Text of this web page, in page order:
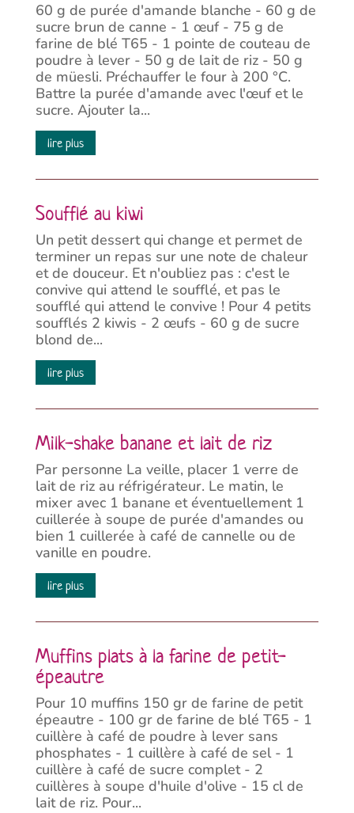
60 g de purée d'amande blanche - 60 g de
sucre brun de canne - 1 œuf - 75 g de
farine de blé T65 - 1 pointe de couteau de
poudre à lever - 50 g de lait de riz - 50 g
de müesli. Préchauffer le four à 200 °C.
Battre la purée d'amande avec l'œuf et le
sucre. Ajouter la...
lire plus
Soufflé au kiwi
Un petit dessert qui change et permet de
terminer un repas sur une note de chaleur
et de douceur. Et n'oubliez pas : c'est le
convive qui attend le soufflé, et pas le
soufflé qui attend le convive ! Pour 4 petits
soufflés 2 kiwis - 2 œufs - 60 g de sucre
blond de...
lire plus
Milk-shake banane et lait de riz
Par personne La veille, placer 1 verre de
lait de riz au réfrigérateur. Le matin, le
mixer avec 1 banane et éventuellement 1
cuillerée à soupe de purée d'amandes ou
bien 1 cuillerée à café de cannelle ou de
vanille en poudre.
lire plus
Muffins plats à la farine de petit-
épeautre
Pour 10 muffins 150 gr de farine de petit
épeautre - 100 gr de farine de blé T65 - 1
cuillère à café de poudre à lever sans
phosphates - 1 cuillère à café de sel - 1
cuillère à café de sucre complet - 2
cuillères à soupe d'huile d'olive - 15 cl de
lait de riz. Pour...